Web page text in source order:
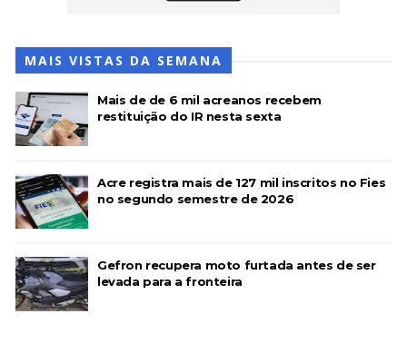
MAIS VISTAS DA SEMANA
Mais de de 6 mil acreanos recebem
restituição do IR nesta sexta
Acre registra mais de 127 mil inscritos no Fies
no segundo semestre de 2026
Gefron recupera moto furtada antes de ser
levada para a fronteira